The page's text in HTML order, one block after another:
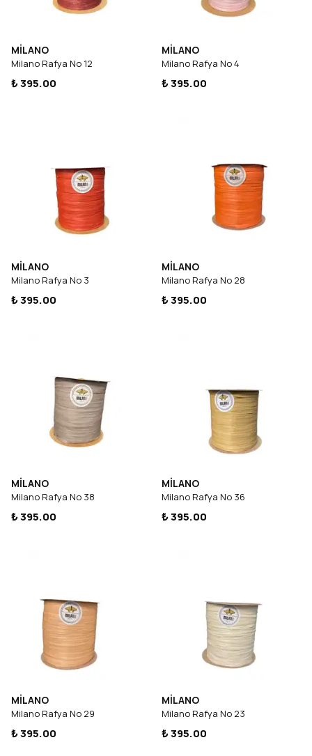
MİLANO
Milano Rafya No 12
₺ 395.00
MİLANO
Milano Rafya No 4
₺ 395.00
MİLANO
Milano Rafya No 3
₺ 395.00
MİLANO
Milano Rafya No 28
₺ 395.00
MİLANO
Milano Rafya No 38
₺ 395.00
MİLANO
Milano Rafya No 36
₺ 395.00
MİLANO
Milano Rafya No 29
₺ 395.00
MİLANO
Milano Rafya No 23
₺ 395.00